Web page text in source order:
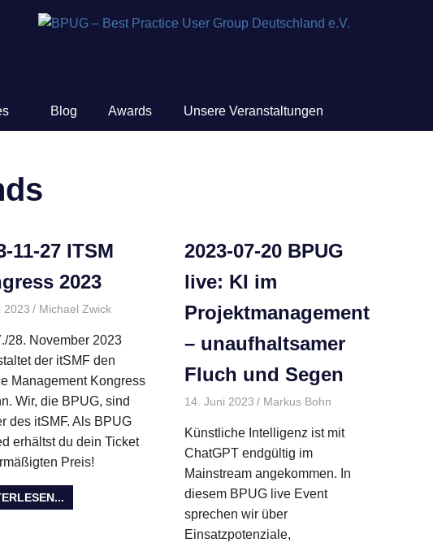
Blog Awards Unsere Veranstaltungen
2024
11-27 ITSM
2023
2023 Michael ZwickAllgemein Kongresse,Partnerveranstaltung,Veranstaltungen
28. November 2023
der itSMF den
Management Kongress
Wir, die BPUG, sind
des itSMF. Als BPUG
erhältst du dein Ticket
Preis!
2023-07-20 BPUG
live: KI im
Projektmanagement
– unaufhaltsamer
Fluch und Segen
14. Juni 2023 Markus Bohn
Veranstaltungen
Künstliche Intelligenz ist mit
ChatGPT endgültig im
Mainstream angekommen. In
diesem BPUG live Event
sprechen wir über
Einsatzpotenziale,